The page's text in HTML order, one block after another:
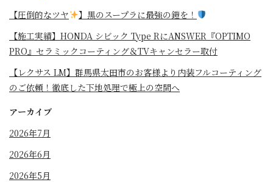
【圧倒的なツヤ
】黒のスープラに最強の鎧を！
⁡【施工実績】HONDA シビック Type RにANSWER『OPTIMO
PRO』セラミックコーティング＆TVキャンセラー取付
【レクサス LM】群馬県太田市のお客様より内装フルコーティング
のご依頼！徹底した下地処理で極上の空間へ
アーカイブ
2026年7月
2026年6月
2026年5月